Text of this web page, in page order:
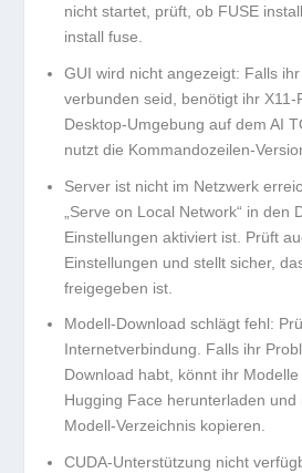
nicht startet, prüft, ob FUSE
install fuse
GUI wird nicht angezeigt: Falls
verbunden seid, benötigt ihr
Desktop-Umgebung auf dem AI
nutzt die Kommandozeilen-
Server ist nicht im Netzwerk
„Serve on Local Network“ in den
Einstellungen aktiviert ist. Prüft
Einstellungen und stellt sicher,
freigegeben ist.
Modell-Download schlägt fehl:
Internetverbindung. Falls ihr
Download habt, könnt ihr
Hugging Face herunterladen und
Modell-Verzeichnis kopieren.
CUDA-Unterstützung nicht